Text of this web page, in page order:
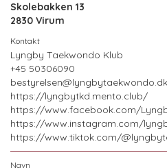
Skolebakken 13
2830 Virum
Lyngby Taekwondo Klub
+45 50306090
bestyrelsen@lyngbytaekwondo.dk
https://lyngbytkd.mento.club/
https://www.facebook.com/
https://www.instagram.com/
https://www.tiktok.com/